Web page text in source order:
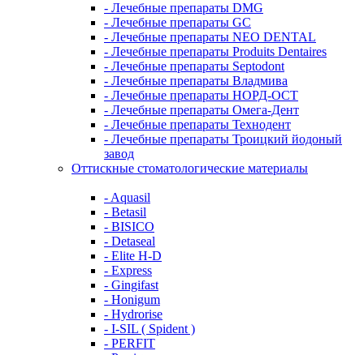
- Лечебные препараты DMG
- Лечебные препараты GC
- Лечебные препараты NEO DENTAL
- Лечебные препараты Produits Dentaires
- Лечебные препараты Septodont
- Лечебные препараты Владмива
- Лечебные препараты НОРД-ОСТ
- Лечебные препараты Омега-Дент
- Лечебные препараты Технодент
- Лечебные препараты Троицкий йодоный
завод
Оттискные стоматологические материалы
- Aquasil
- Betasil
- BISICO
- Detaseal
- Elite H-D
- Express
- Gingifast
- Honigum
- Hydrorise
- I-SIL ( Spident )
- PERFIT